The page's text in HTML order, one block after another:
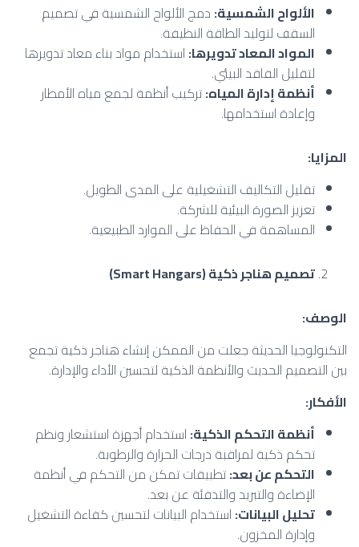
الألواح الشمسية: دمج الألواح الشمسية في تصميم
السقف لتوليد الطاقة النظيفة.
المواد المعاد تدويرها: استخدام مواد بناء معاد تدويرها
لتقليل الفاقد البيئي.
أنظمة إدارة المياه:تركيب أنظمة لجمع مياه الأمطار
وإعادة استخدامها.
المزايا:
تقليل التكاليف التشغيلية على المدى الطويل.
تعزيز الصورة البيئية للشركة.
المساهمة في الحفاظ على الموارد الطبيعية.
تصميم هناجر ذكية(Smart Hangars)
الوصف:
التكنولوجيا الحديثة جعلت من الممكن إنشاء هناجر ذكية تجمع
بين التصميم الحديث والأنظمة الذكية لتحسين الأداء والإدارة.
الأفكار:
أنظمة التحكم الذكية: استخدام أجهزة استشعار ونظم
تحكم ذكية لمراقبة درجات الحرارة والرطوبة.
التحكم عن بعد:تطبيقات تمكن من التحكم في أنظمة
الإضاءة والتبريد والتدفئة عن بعد.
تحليل البيانات: استخدام البيانات لتحسين كفاءة التشغيل
وإدارة المخزون.